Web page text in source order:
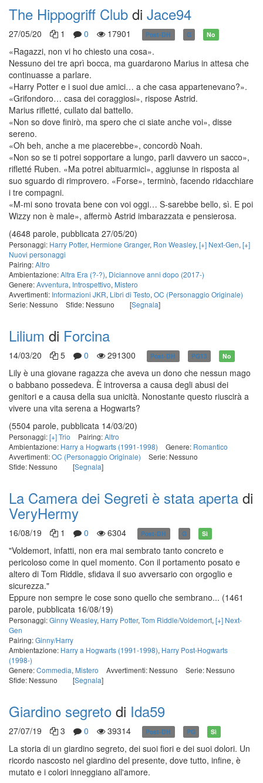
The Hippogriff Club di Jace94
27/05/20 1 0 17901 Post-DH G No
«Ragazzi, non vi ho chiesto una cosa».
Nessuno dei tre aprì bocca, ma guardarono Marius in attesa che
continuasse a parlare.
«Harry Potter e i suoi due amici… a che casa appartenevano?».
«Grifondoro… casa dei coraggiosi», rispose Astrid.
Marius rifletté, cullato dal battello.
«Non so dove finirò, ma spero che ci siate anche voi», disse
sereno.
«Oh beh, anche a me piacerebbe», concordò Noah.
«Non so se ti potrei sopportare a lungo, parli davvero un sacco»,
rifletté Ruben. «Ma potrei abituarmici», aggiunse in risposta al
suo sguardo di rimprovero. «Forse», terminò, facendo ridacchiare
i tre compagni.
«M-mi sono trovata bene con voi oggi… S-sarebbe bello, sì. E poi
Wizzy non è male», affermò Astrid imbarazzata e pensierosa.
(4648 parole, pubblicata 27/05/20)
Personaggi: Harry Potter, Hermione Granger, Ron Weasley, [+] Next-Gen, [+]
Nuovi personaggi
Pairing:Altro
Ambientazione:Altra Era (?-?), Diciannove anni dopo (2017-)
Genere:Avventura, Introspettivo, Mistero
Avvertimenti: Informazioni JKR, Libri di Testo, OC (Personaggio Originale)
Serie: Nessuno
Sfide: Nessuno [Segnala]
Lilium di Forcina
14/03/20 5 0 291300 Post-DH PG13 No
Lily è una giovane ragazza che aveva un dono che nessun mago
o babbano possedeva. È introversa a causa degli abusi dei
genitori e a causa della sua unicità. Nonostante questo riuscirà a
vivere una vita serena a Hogwarts?
(5504 parole, pubblicata 14/03/20)
Personaggi:[+] Trio Pairing:Altro
Ambientazione: Harry a Hogwarts (1991-1998) Genere: Romantico
Avvertimenti:OC (Personaggio Originale)
Serie: Nessuno
Sfide: Nessuno
[Segnala]
La Camera dei Segreti è stata aperta di
VeryHermy
16/08/19 1 0 6304 Post-DH G Sì
"Voldemort, infatti, non era mai sembrato tanto concreto e
pericoloso come in quel momento. Con il portamento posato e
altero di Tom Riddle, sfidava il suo avversario con orgoglio e
sicurezza."
Eppure non sempre le cose sono quello che sembrano... (1461
parole, pubblicata 16/08/19)
Personaggi:Ginny Weasley, Harry Potter, Tom Riddle/Voldemort, [+] Next-
Gen
Pairing:Ginny/Harry
Ambientazione: Harry a Hogwarts (1991-1998), Harry Post-Hogwarts
(1998-)
Genere:Commedia, Mistero Avvertimenti: Nessuno
Serie: Nessuno
Sfide: Nessuno
[Segnala]
Giardino segreto di Ida59
27/07/19 3 0 39314 Post-DH PG Sì
La storia di un giardino segreto, dei suoi fiori e dei suoi dolori. Un
ricordo nascosto nel giardino del presente, dove tutto, infine, è
mutato e i colori inneggiano all'amore.